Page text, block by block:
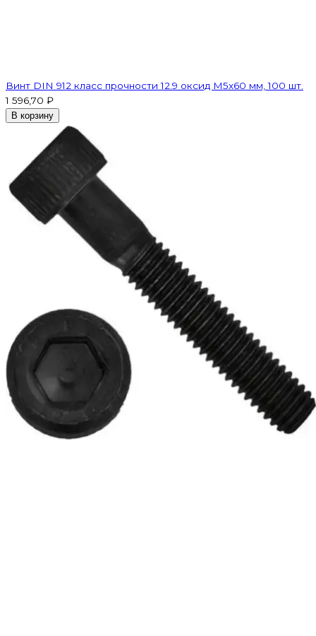
Винт DIN 912 класс прочности 12.9 оксид M5х60 мм, 100 шт.
1 596,70 ₽
В корзину